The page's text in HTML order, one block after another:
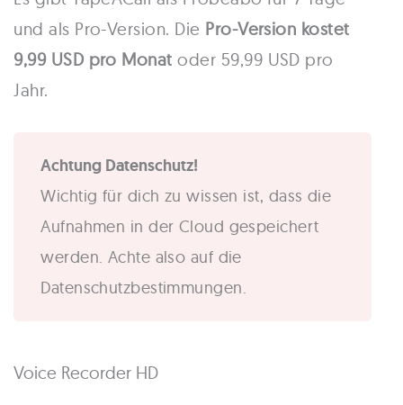
und als Pro-Version. Die Pro-Version kostet
9,99 USD pro Monat oder 59,99 USD pro
Jahr.
Achtung Datenschutz!
Wichtig für dich zu wissen ist, dass die
Aufnahmen in der Cloud gespeichert
werden. Achte also auf die
Datenschutzbestimmungen.
Voice Recorder HD